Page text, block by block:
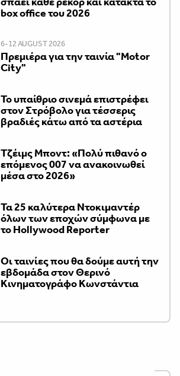
box office του 2026
6-12 AUGUST 2026
Πρεμιέρα για την ταινία "Motor
City"
Το υπαίθριο σινεμά επιστρέφει
στον Στρόβολο για τέσσερις
βραδιές κάτω από τα αστέρια
Τζέιμς Μποντ: «Πολύ πιθανό ο
επόμενος 007 να ανακοινωθεί
μέσα στο 2026»
Τα 25 καλύτερα Ντοκιμαντέρ
όλων των εποχών σύμφωνα με
το Hollywood Reporter
Οι ταινίες που θα δούμε αυτή την
εβδομάδα στον Θερινό
Κινηματογράφο Κωνστάντια